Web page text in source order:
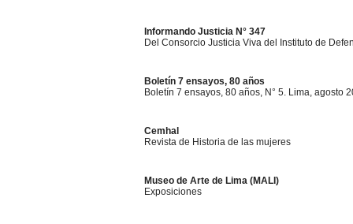
Informando Justicia N° 347
Del Consorcio Justicia Viva del Instituto de
Boletín 7 ensayos, 80 años
Boletín 7 ensayos, 80 años, N° 5. Lima, agosto
Cemhal
Revista de Historia de las mujeres
Museo de Arte de Lima (MALI)
Exposiciones